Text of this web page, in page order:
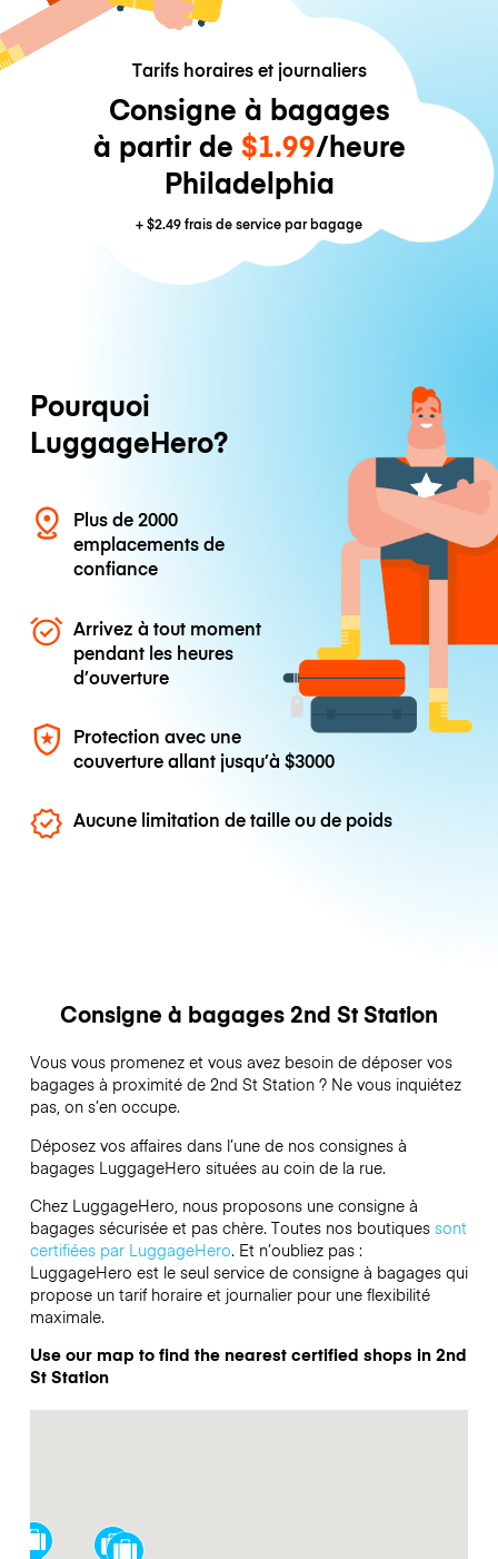
Tarifs horaires et journaliers
Consigne à bagages
à partir de $1.99/heure
Philadelphia
+$2.49frais de service par bagage
Pourquoi
LuggageHero?
Plus de 2000
emplacements de
confiance
Arrivez à tout moment
pendant les heures
d’ouverture
Protection avec une
couverture allant jusqu’à$3000
Aucune limitation de taille ou de poids
Consigne à bagages 2nd St Station
Vous vous promenez et vous avez besoin de déposer vos
bagages à proximité de 2nd St Station ? Ne vous inquiétez
pas, on s’en occupe.
Déposez vos affaires dans l’une de nos consignes à
bagages LuggageHero situées au coin de la rue.
Chez LuggageHero, nous proposons une consigne à
bagages sécurisée et pas chère. Toutes nos boutiques sont
certifiées par LuggageHero. Et n’oubliez pas :
LuggageHero est le seul service de consigne à bagages qui
propose un tarif horaire et journalier pour une flexibilité
maximale.
Use our map to find the nearest certified shops in 2nd
St Station